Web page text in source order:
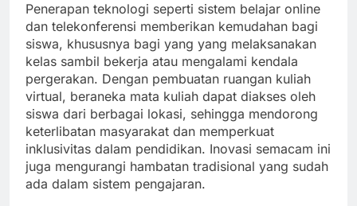
Penerapan teknologi seperti sistem belajar online
dan telekonferensi memberikan kemudahan bagi
siswa, khususnya bagi yang yang melaksanakan
kelas sambil bekerja atau mengalami kendala
pergerakan. Dengan pembuatan ruangan kuliah
virtual, beraneka mata kuliah dapat diakses oleh
siswa dari berbagai lokasi, sehingga mendorong
keterlibatan masyarakat dan memperkuat
inklusivitas dalam pendidikan. Inovasi semacam ini
juga mengurangi hambatan tradisional yang sudah
ada dalam sistem pengajaran.